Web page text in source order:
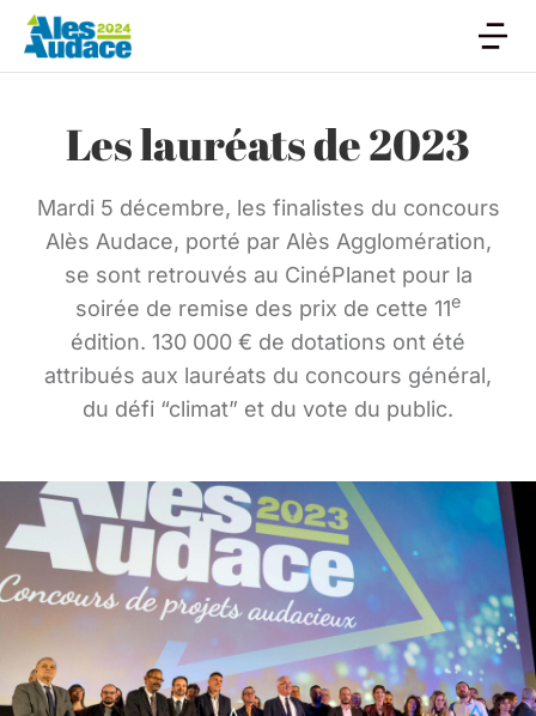
Les lauréats de 2023
Mardi 5 décembre, les finalistes du concours
Alès Audace, porté par Alès Agglomération,
se sont retrouvés au CinéPlanet pour la
soirée de remise des prix de cette 11e
édition. 130 000 € de dotations ont été
attribués aux lauréats du concours général,
du défi “climat” et du vote du public.